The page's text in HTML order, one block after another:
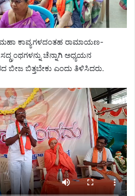
ಕಾವ್ಯಗಳದಂತಹ ರಾಮಾಯಣ-
ಚೆನ್ನಾಗಿ ಅಧ್ಯಯನ
ಬೀಜ ಬಿತ್ತಬೇಕು ಎಂದು ತಿಳಿಸಿದರು.